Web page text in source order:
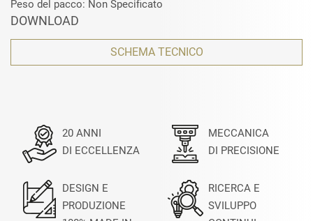
Peso del pacco: Non Specificato
DOWNLOAD
SCHEMA TECNICO
20 ANNI
DI ECCELLENZA
MECCANICA
DI PRECISIONE
DESIGN E
PRODUZIONE
RICERCA E
SVILUPPO